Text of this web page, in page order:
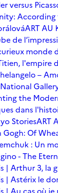
versus
According
ART AU
de
monde
l'empire
–
the
dans
StoriesART
Gogh: Of
: Un
- The
| Arthur 3, la
| Astérix le